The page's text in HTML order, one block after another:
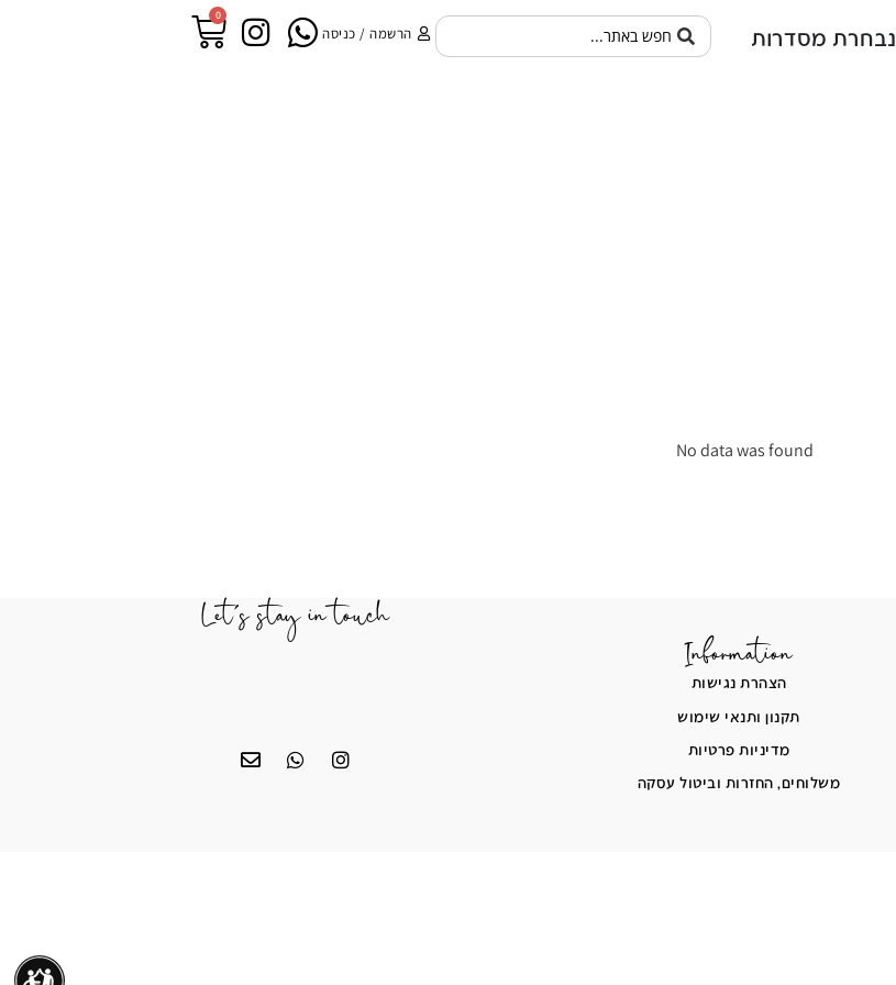
נבחרת מסדרות
הרשמה / כניסה
0
No data was found
Information
הצהרת נגישות
תקנון ותנאי שימוש
מדיניות פרטיות
משלוחים, החזרות וביטול עסקה
Let's stay in touch